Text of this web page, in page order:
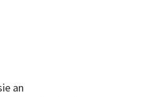
an